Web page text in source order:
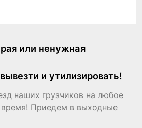
или ненужная
и утилизировать!
наших грузчиков на любое
время! Приедем в выходные